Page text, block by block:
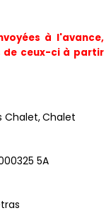
à l'avance,
de ceux-ci à partir
Chalet Chalet
5A